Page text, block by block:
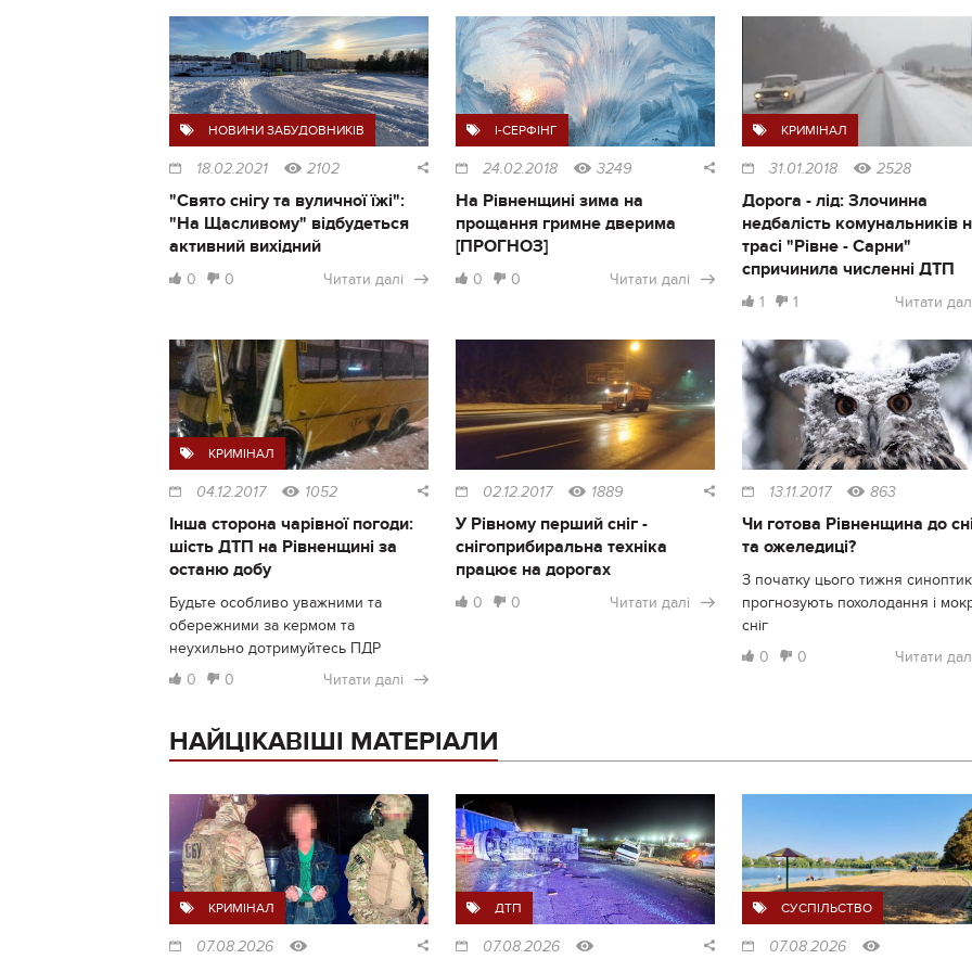
НОВИНИ ЗАБУДОВНИКІВ
18.02.2021 2102
"Свято снігу та вуличної їжі":
"На Щасливому" відбудеться
активний вихідний
0 0 Читати далі
I-СЕРФІНГ
24.02.2018 3249
На Рівненщині зима на
прощання гримне дверима
[ПРОГНОЗ]
0 0 Читати далі
КРИМІНАЛ
31.01.2018 2528
Дорога - лід: Злочинна
недбалість комунальників
трасі "Рівне - Сарни"
спричинила численні ДТП
1 1 Читати
КРИМІНАЛ
04.12.2017 1052
Інша сторона чарівної погоди:
шість ДТП на Рівненщині за
останю добу
Будьте особливо уважними та
обережними за кермом та
неухильно дотримуйтесь ПДР
0
0 Читати далі
02.12.2017 1889
У Рівному перший сніг -
снігоприбиральна техніка
працює на дорогах
0 0 Читати далі
13.11.2017 863
Чи готова Рівненщина до
та ожеледиці?
З початку цього тижня
прогнозують похолодання і
сніг
0
0 Читати
НАЙЦІКАВІШІ МАТЕРІАЛИ
КРИМІНАЛ
07.08.2026
ДТП
07.08.2026
СУСПІЛЬСТВО
07.08.2026